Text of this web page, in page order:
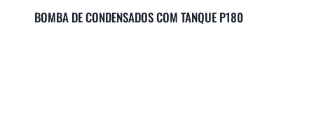
BOMBA DE CONDENSADOS COM TANQUE P180